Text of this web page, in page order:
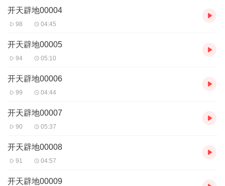
开天辟地00004
98 04:45
开天辟地00005
94 05:10
开天辟地00006
99 04:44
开天辟地00007
90 05:37
开天辟地00008
91 04:57
开天辟地00009